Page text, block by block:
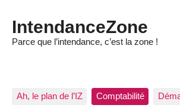
IntendanceZone
Parce que l’intendance, c’est la zone !
Ah, le plan de l’IZ Comptabilité